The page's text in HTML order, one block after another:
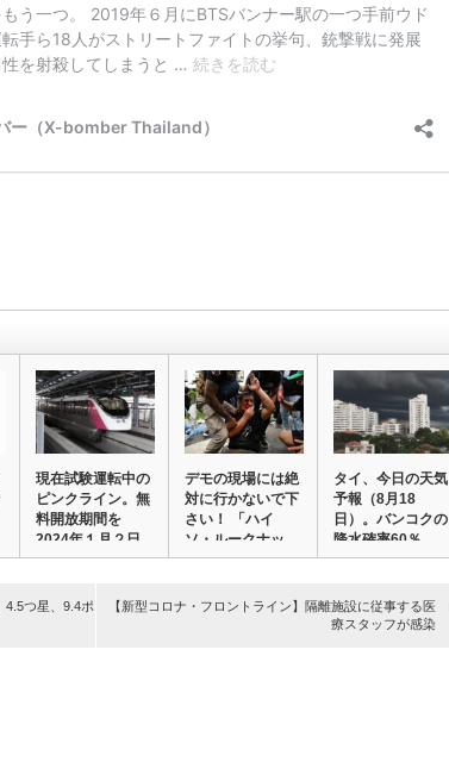
現在試験運転中の
ピンクライン。無
料開放期間を
2024年１月２日
ま…
デモの現場には絶
対に行かないで下
さい！ 「ハイ
ソ・ルークナッ
ト」…
タイ、今日の天気
予報（8月18
日）。バンコクの
降水確率60％。
4.5つ星、9.4ポ
【新型コロナ・フロントライン】隔離施設に従事する医
療スタッフが感染